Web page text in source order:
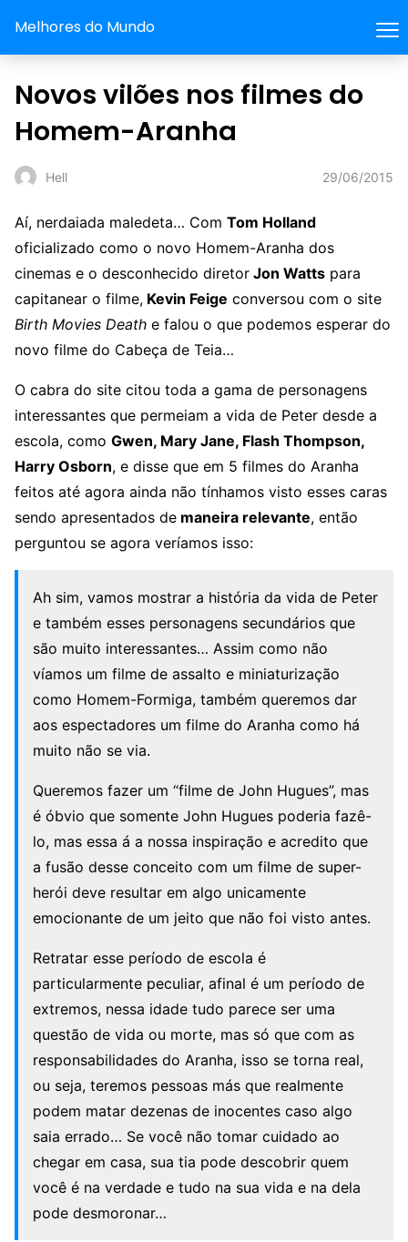
Melhores do Mundo
Novos vilões nos filmes do
Homem-Aranha
Hell 29/06/2015
Aí, nerdaiada maledeta… Com Tom Holland
oficializado como o novo Homem-Aranha dos
cinemas e o desconhecido diretor Jon Watts para
capitanear o filme, Kevin Feige conversou com o site
Birth Movies Death e falou o que podemos esperar do
novo filme do Cabeça de Teia…
O cabra do site citou toda a gama de personagens
interessantes que permeiam a vida de Peter desde a
escola, como Gwen, Mary Jane, Flash Thompson,
Harry Osborn, e disse que em 5 filmes do Aranha
feitos até agora ainda não tínhamos visto esses caras
sendo apresentados de maneira relevante, então
perguntou se agora veríamos isso:
Ah sim, vamos mostrar a história da vida de Peter
e também esses personagens secundários que
são muito interessantes… Assim como não
víamos um filme de assalto e miniaturização
como Homem-Formiga, também queremos dar
aos espectadores um filme do Aranha como há
muito não se via.
Queremos fazer um “filme de John Hugues”, mas
é óbvio que somente John Hugues poderia fazê-
lo, mas essa á a nossa inspiração e acredito que
a fusão desse conceito com um filme de super-
herói deve resultar em algo unicamente
emocionante de um jeito que não foi visto antes.
Retratar esse período de escola é
particularmente peculiar, afinal é um período de
extremos, nessa idade tudo parece ser uma
questão de vida ou morte, mas só que com as
responsabilidades do Aranha, isso se torna real,
ou seja, teremos pessoas más que realmente
podem matar dezenas de inocentes caso algo
saia errado… Se você não tomar cuidado ao
chegar em casa, sua tia pode descobrir quem
você é na verdade e tudo na sua vida e na dela
pode desmoronar…